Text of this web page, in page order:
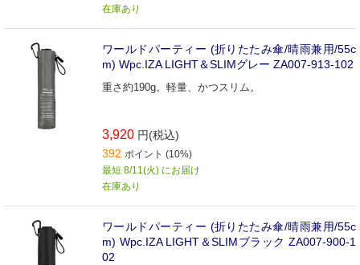
在庫あり
ワールドパーティー (折りたたみ傘/晴雨兼用/55c
m) Wpc.IZA LIGHT＆SLIMグレー ZA007-913-102
重さ約190g。軽量、かつスリム。
3,920 円(税込)
392 ポイント (10%)
最短 8/11(火) にお届け
在庫あり
ワールドパーティー (折りたたみ傘/晴雨兼用/55c
m) Wpc.IZA LIGHT＆SLIMブラック ZA007-900-1
02